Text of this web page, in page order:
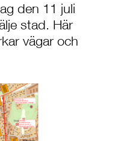
den 11 juli
stad. Här
vägar och